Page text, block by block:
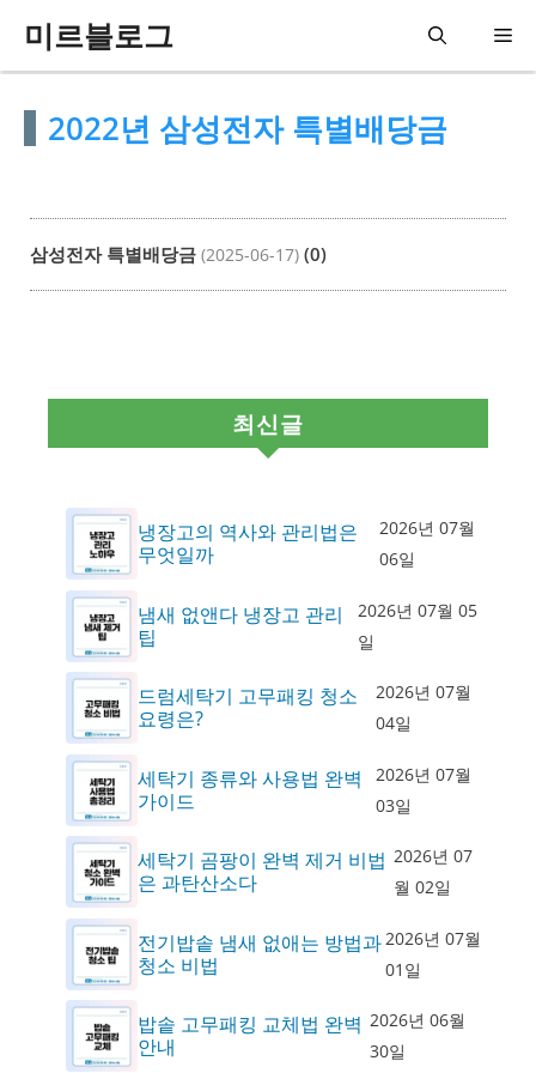
미르블로그 메
2022년 삼성전자 특별배당금
삼성전자 특별배당금 (2025-06-17) (0)
최신글
냉장고의 역사와 관리법은
무엇일까
2026년 07월
06일
냄새 없앤다 냉장고 관리
팁
2026년 07월 05
일
드럼세탁기 고무패킹 청소
요령은?
2026년 07월
04일
세탁기 종류와 사용법 완벽
가이드
2026년 07월
03일
세탁기 곰팡이 완벽 제거 비법
은 과탄산소다
2026년 07
월 02일
전기밥솥 냄새 없애는 방법과
청소 비법
2026년 07월
01일
밥솥 고무패킹 교체법 완벽
안내
2026년 06월
30일